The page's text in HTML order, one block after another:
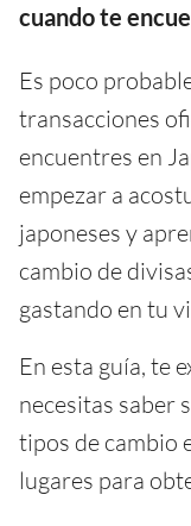
cuando te
Es poco
transacciones
encuentres en
empezar a
japoneses y
cambio de
gastando en tu
En esta guía, te
necesitas saber
tipos de cambio
lugares para